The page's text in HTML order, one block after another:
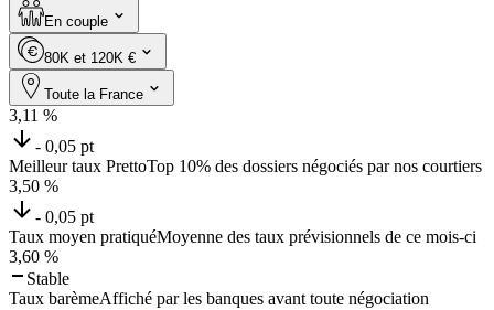
En couple
80K et 120K €
Toute la France
3,11 %
- 0,05 pt
Meilleur taux PrettoTop 10% des dossiers négociés par nos courtiers
3,50 %
- 0,05 pt
Taux moyen pratiquéMoyenne des taux prévisionnels de ce mois-ci
3,60 %
Stable
Taux barèmeAffiché par les banques avant toute négociation